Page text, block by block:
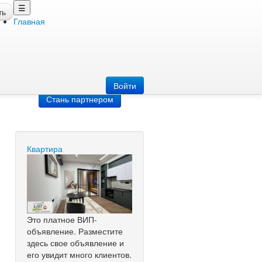
☰
Главная
Войти
Стань партнером
Квартира
Это платное ВИП-
объявление. Разместите
здесь свое объявление и
его увидит много клиентов.